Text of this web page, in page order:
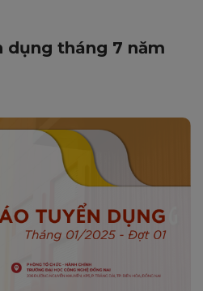
dụng tháng 7 năm